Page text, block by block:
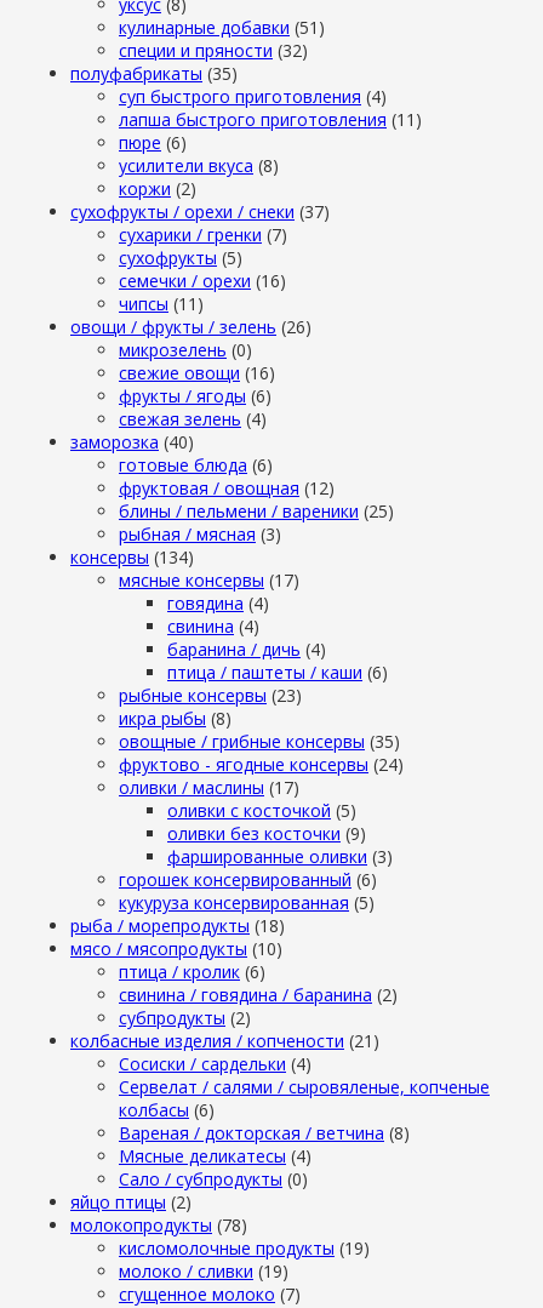
кулинарные добавки (51)
специи и пряности (32)
полуфабрикаты (35)
суп быстрого приготовления (4)
лапша быстрого приготовления (11)
пюре (6)
усилители вкуса (8)
коржи (2)
сухофрукты / орехи / снеки (37)
сухарики / гренки (7)
сухофрукты (5)
семечки / орехи (16)
чипсы (11)
овощи / фрукты / зелень (26)
микрозелень (0)
свежие овощи (16)
фрукты / ягоды (6)
свежая зелень (4)
заморозка (40)
готовые блюда (6)
фруктовая / овощная (12)
блины / пельмени / вареники (25)
рыбная / мясная (3)
консервы (134)
мясные консервы (17)
говядина (4)
свинина (4)
баранина / дичь (4)
птица / паштеты / каши (6)
рыбные консервы (23)
икра рыбы (8)
овощные / грибные консервы (35)
фруктово - ягодные консервы (24)
оливки / маслины (17)
оливки с косточкой (5)
оливки без косточки (9)
фаршированные оливки (3)
горошек консервированный (6)
кукуруза консервированная (5)
рыба / морепродукты (18)
мясо / мясопродукты (10)
птица / кролик (6)
свинина / говядина / баранина (2)
субпродукты (2)
колбасные изделия / копчености (21)
Сосиски / сардельки (4)
Сервелат / салями / сыровяленые, копченые
колбасы (6)
Вареная / докторская / ветчина (8)
Мясные деликатесы (4)
Сало / субпродукты (0)
яйцо птицы (2)
молокопродукты (78)
кисломолочные продукты (19)
молоко / сливки (19)
сгущенное молоко (7)